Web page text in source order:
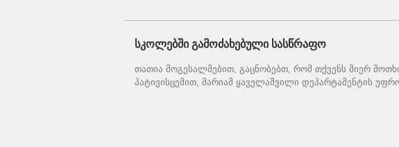
სკოლებში გამოძახებული სასწრაფო
თათია მოგესალმებით, გაცნობებთ, რომ თქვენს მიერ
პატივისცემით, მარიამ ყაველაშვილი დეპარტამენტის